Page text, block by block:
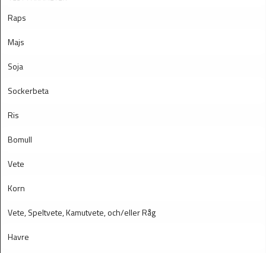
Raps
Majs
Soja
Sockerbeta
Ris
Bomull
Vete
Korn
Vete, Speltvete, Kamutvete, och/eller Råg
Havre